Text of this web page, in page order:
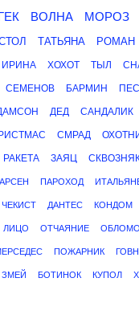
ВОЛНА
МОРОЗ
ТАТЬЯНА
РОМАН
ИРИНА ХОХОТ ТЫЛ
СЕМЕНОВ БАРМИН ПЕС
ДЕД САНДАЛИК
СМРАД
РАКЕТА ЗАЯЦ
ПАРОХОД
ЧЕКИСТ ДАНТЕС КОНДОМ
ЛИЦО ОТЧАЯНИЕ
ПОЖАРНИК
ЗМЕЙ БОТИНОК КУПОЛ